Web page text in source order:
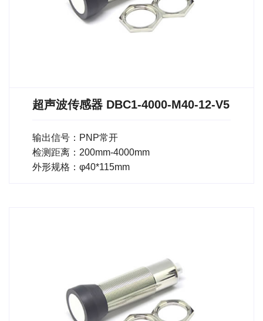
超声波传感器 DBC1-4000-M40-12-V5
输出信号：PNP常开
检测距离：200mm-4000mm
外形规格：φ40*115mm